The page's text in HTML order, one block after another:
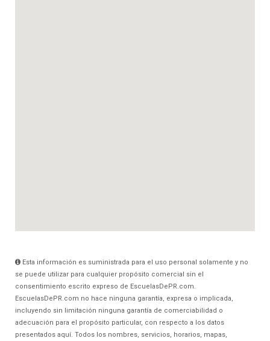
Esta información es suministrada para el uso personal solamente y no
se puede utilizar para cualquier propósito comercial sin el
consentimiento escrito expreso de EscuelasDePR.com.
EscuelasDePR.com no hace ninguna garantía, expresa o implicada,
incluyendo sin limitación ninguna garantía de comerciabilidad o
adecuación para el propósito particular, con respecto a los datos
presentados aquí. Todos los nombres, servicios, horarios, mapas,